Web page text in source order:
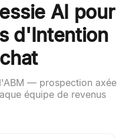
AI pour
d'Intention
— prospection axée
équipe de revenus